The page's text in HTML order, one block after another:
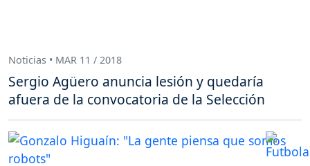
Noticias • MAR 11 / 2018
Sergio Agüero anuncia lesión y quedaría
afuera de la convocatoria de la Selección